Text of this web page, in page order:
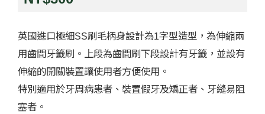
英國進口極細SS刷毛柄身設計為1字型造型，為伸縮兩
用齒間牙籤刷。上段為齒間刷下段設計有牙籤，並設有
伸縮的開關裝置讓使用者方便使用。
特別適用於牙周病患者、裝置假牙及矯正者、牙縫易阻
塞者。